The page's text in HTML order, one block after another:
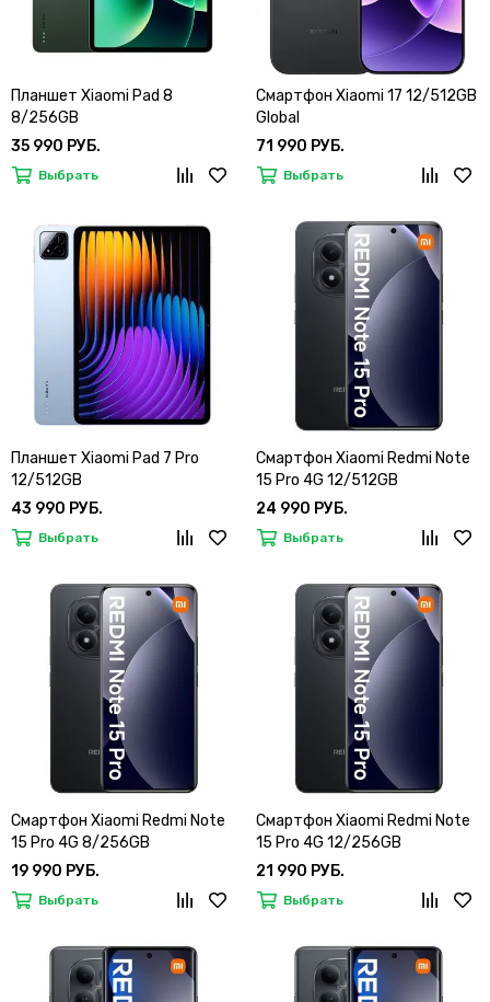
Планшет Xiaomi Pad 8
8/256GB
35 990 РУБ.
Выбрать
Смартфон Xiaomi 17 12/512GB
Global
71 990 РУБ.
Выбрать
Планшет Xiaomi Pad 7 Pro
12/512GB
43 990 РУБ.
Выбрать
Смартфон Xiaomi Redmi Note
15 Pro 4G 12/512GB
24 990 РУБ.
Выбрать
Смартфон Xiaomi Redmi Note
15 Pro 4G 8/256GB
19 990 РУБ.
Выбрать
Смартфон Xiaomi Redmi Note
15 Pro 4G 12/256GB
21 990 РУБ.
Выбрать